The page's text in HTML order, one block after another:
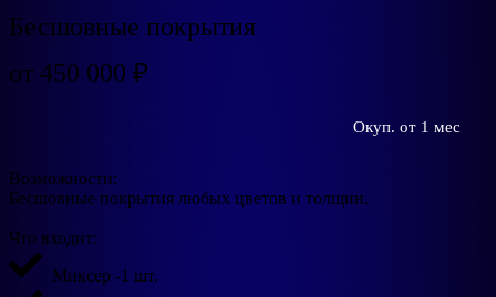
Бесшовные покрытия
от 450 000 ₽
Окуп. от 1 мес
Возможности:
Бесшовные покрытия любых цветов и толщин.
Что входит:
Миксер -1 шт.